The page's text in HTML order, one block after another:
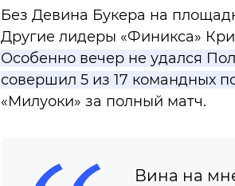
Без Девина Букера на
Другие лидеры «Финикса»
Особенно вечер не удался
совершил 5 из 17 командных
«Милуоки» за полный матч.
Вина на